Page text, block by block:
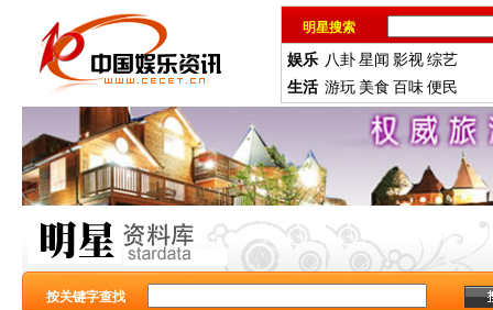
明星搜索
娱乐 八卦星闻 影视综艺
生活 游玩 美食 百味便民
按关键字查找